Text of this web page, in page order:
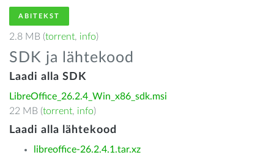
ABITEKST
2.8 MB (torrent, info)
SDK ja lähtekood
Laadi alla SDK
LibreOffice_26.2.4_Win_x86_sdk.msi
22 MB (torrent, info)
Laadi alla lähtekood
libreoffice-26.2.4.1.tar.xz